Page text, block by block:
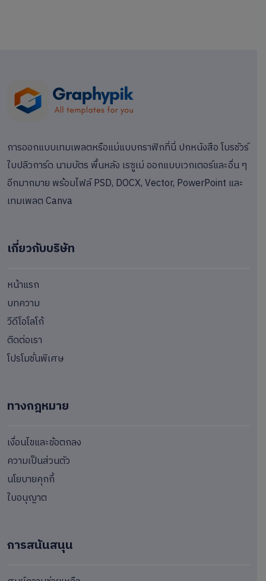
การออกแบบเทมเพลตหรือแม่แบบกราฟิกที่นี่ ปกหนังสือ โบรชัวร์
ใบปลิวการ์ด นามบัตร พื้นหลัง เรซูเม่ ออกแบบเวกเตอร์และอื่น ๆ
อีกมากมาย พร้อมไฟล์ PSD, DOCX, Vector, PowerPoint และ
เทมเพลต Canva
เกี่ยวกับบริษัท
หน้าแรก
บทความ
วีดีโอโลโก้
ติดต่อเรา
โปรโมชั่นพิเศษ
ทางกฎหมาย
เงื่อนไขและข้อตกลง
ความเป็นส่วนตัว
นโยบายคุกกี้
ใบอนุญาต
การสนันสนุน